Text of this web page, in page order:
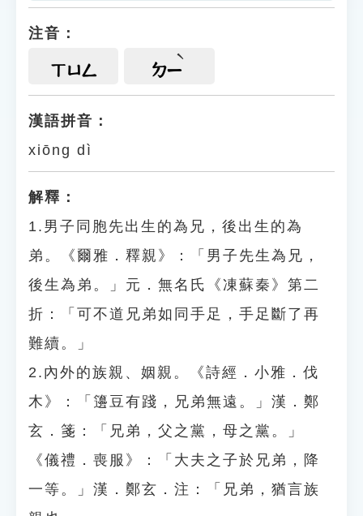
注音：
ㄒㄩㄥ ㄉㄧ
漢語拼音：
xiōng dì
解釋：
1.男子同胞先出生的為兄，後出生的為
弟。《爾雅．釋親》：「男子先生為兄，
後生為弟。」元．無名氏《凍蘇秦》第二
折：「可不道兄弟如同手足，手足斷了再
難續。」
2.內外的族親、姻親。《詩經．小雅．伐
木》：「籩豆有踐，兄弟無遠。」漢．鄭
玄．箋：「兄弟，父之黨，母之黨。」
《儀禮．喪服》：「大夫之子於兄弟，降
一等。」漢．鄭玄．注：「兄弟，猶言族